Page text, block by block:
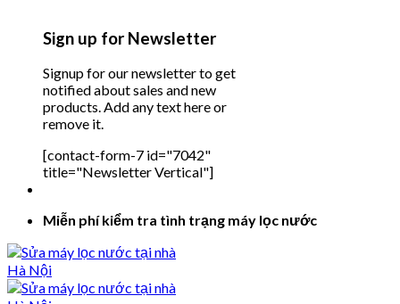
Sign up for Newsletter
Signup for our newsletter to get
notified about sales and new
products. Add any text here or
remove it.
[contact-form-7 id="7042"
title="Newsletter Vertical"]
Miễn phí kiểm tra tình trạng máy lọc nước